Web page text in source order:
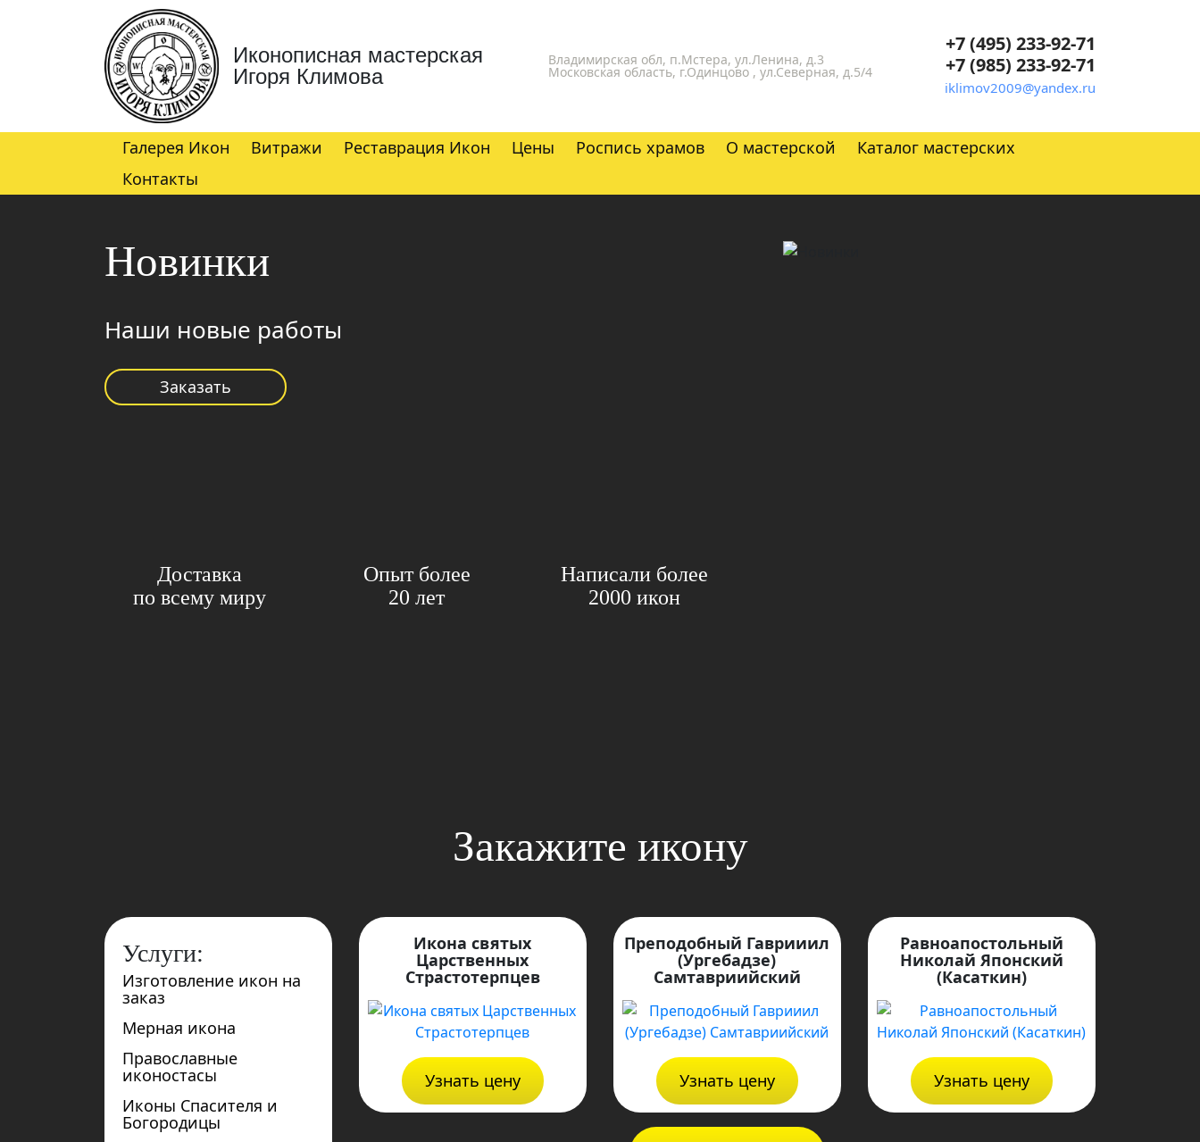
Иконописная мастерская
Игоря Климова
Владимирская обл, п.Мстера, ул.Ленина, д.3
Московская область, г.Одинцово , ул.Северная, д.5/4
+7 (495) 233-92-71
+7 (985) 233-92-71
iklimov2009@yandex.ru
Галерея Икон Витражи Реставрация Икон Цены Роспись храмов О мастерской
Каталог мастерских
Контакты
Новинки
Наши новые работы
Заказать
Доставка
по всему миру
Опыт более
20 лет
Написали более
2000 икон
Закажите икону
Услуги:
Изготовление икон на
заказ
Мерная икона
Православные
иконостасы
Иконы Спасителя и
Богородицы
Икона святых
Царственных
Страстотерпцев
Узнать цену
Преподобный Гаврииил
(Ургебадзе)
Самтавриийский
Узнать цену
Равноапостольный
Николай Японский
(Касаткин)
Узнать цену